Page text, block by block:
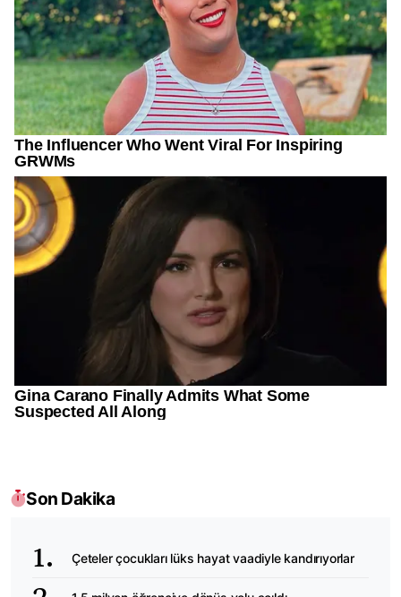
Son Dakika
Çeteler çocukları lüks hayat vaadiyle kandırıyorlar